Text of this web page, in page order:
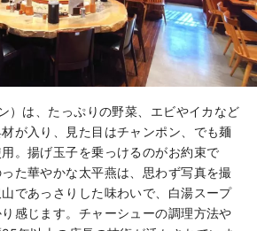
）は、たっぷりの野菜、エビやイカなど
が入り、見た目はチャンポン、でも麺
。揚げ玉子を乗っけるのがお約束で
た華やかな太平燕は、思わず写真を撮
であっさりした味わいで、白湯スープ
感じます。チャーシューの調理方法や